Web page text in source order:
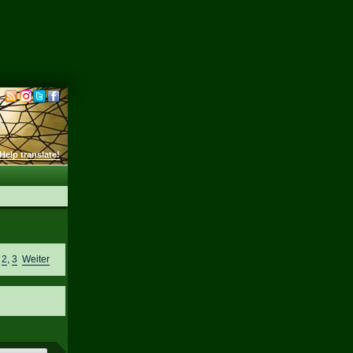
translate!
,2 ,3 Weiter